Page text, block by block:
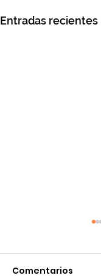
Entradas recientes
Comentarios